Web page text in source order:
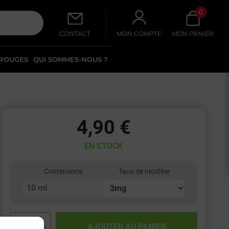
CONTACT
QUI SOMMES-NOUS ?
MON COMPTE
0
MON PANIER
4,90 €
EN STOCK
Contenance Taux de nicotine
AJOUTER AU PANIER